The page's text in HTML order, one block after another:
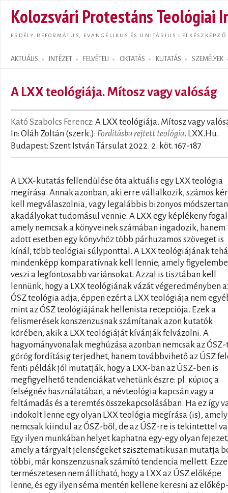
Kolozsvári Protestáns Teológiai
ERDÉLY REFORMÁTUS, EVANGÉLIKUS ÉS UNITÁRIUS LELKÉSZKÉPZŐ
AKTUÁLIS INTÉZET FELVÉTELI OKTATÁS KUTATÁS SZEMÉLYEK
Search form
A LXX teológiája. Mítosz vagy valóság
Kató Szabolcs Ferencz: A LXX teológiája. Mítosz vagy
In: Oláh Zoltán (szerk.): Fordításba rejtett teológia. LXX.Hu.
Budapest: Szent István Társulat 2022. 2. köt. 167-187
A LXX-kutatás fellendülése óta aktuális egy LXX teológia
megírása. Annak azonban, aki erre vállalkozik, számos
kell megválaszolnia, vagy legalábbis bizonyos
akadályokat tudomásul vennie. A LXX egy képlékeny
amely nemcsak a könyveinek számában ingadozik, hanem
adott esetben egy könyvhöz több párhuzamos szöveget is
kínál, több teológiai súlyponttal. A LXX teológiájának
mindenképp komparatívnak kell lennie, amely figyelembe
veszi a legfontosabb variánsokat. Azzal is tisztában kell
lennünk, hogy a LXX teológiának vázát végeredményben
ÓSZ teológia adja, éppen ezért a LXX teológiája nem
mint az ÓSZ teológiájának hellenista recepciója. Ezek a
felismerések konszenzusnak számítanak azon kutatók
körében, akik a LXX teológiáját kívánják felvázolni. A
hagyományvonalak meghúzása azonban nemcsak az
görög fordításig terjedhet, hanem továbbvihető az ÚSZ
fenti példák jól mutatják, hogy a LXX-ban az ÚSZ-ben is
megfigyelhető tendenciákat vehetünk észre: pl. κύριος a
felségnév használatában, a névteológia kapcsán vagy a
feltámadás és a teremtés összekapcsolásában. Ha ez így
indokolt lenne egy olyan LXX teológia megírása (is), amely
nemcsak kiindul az ÓSZ-ből, de az ÚSZ-re is tekintettel
Egy ilyen munkában helyet kaphatna egy-egy olyan
amely a tárgyalt jelenségeket szisztematikusan mutatja
többi, már konszenzusnak számító tendencia mellett.
természetesen nem állítható, hogy a LXX az ÚSZ előképe
lenne, és egy ilyen séma mentén kellene keresni az